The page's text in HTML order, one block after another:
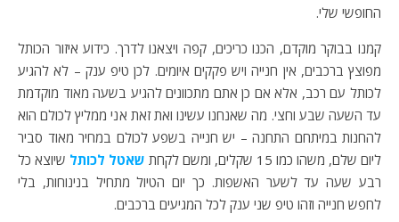
החופשי שלי.
קמנו בבוקר מוקדם, הכנו כריכים, קפה ויצאנו לדרך. כידוע איזור הכותל
מפוצץ ברכבים, אין חנייה ויש פקקים איומים. לכן טיפ ענק – לא להגיע
לכותל עם רכב, אלא אם כן אתם מתכוונים להגיע בשעה מאוד מוקדמת
עד השעה שבע וחצי. מה שאנחנו עשינו ואת זאת אני ממליץ לכולם הוא
להחנות במיתחם התחנה – יש חנייה בשפע לכולם במחיר מאוד סביר
ליום שלם, משהו כמו 15 שקלים, ומשם לקחת
שאטל לכותל שיוצא כל
רבע שעה עד לשער האשפות. כך יום הטיול מתחיל בנינוחות, בלי
לחפש חנייה וזהו טיפ שני ענק לכל המגיעים ברכבים.